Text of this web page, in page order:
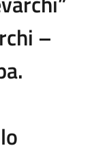
–